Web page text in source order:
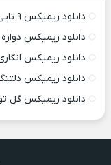
دانلود ریمیکس ۹ تایی علیرضا اسپید
دانلود ریمیکس
دانلود ریمیکس
دانلود ریمیکس
دانلود ریمیکس گل